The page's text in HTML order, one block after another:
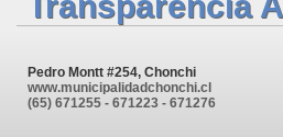
Pedro Montt #254, Chonchi
www.municipalidadchonchi.cl
(65) 671255 - 671223 - 671276